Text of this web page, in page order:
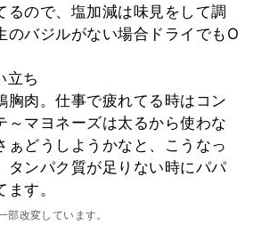
るので、塩加減は味見をして調
のバジルがない場合ドライでもO
立ち
胸肉。仕事で疲れてる時はコン
～マヨネーズは太るから使わな
ぁどうしようかなと、こうなっ
タンパク質が足りない時にパパ
す。
改変しています。